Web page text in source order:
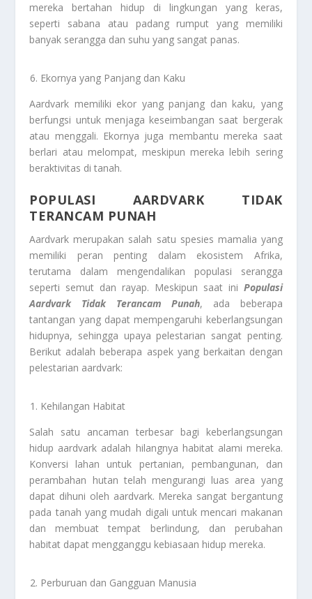
mereka bertahan hidup di lingkungan yang keras,
seperti sabana atau padang rumput yang memiliki
banyak serangga dan suhu yang sangat panas.
Ekornya yang Panjang dan Kaku
Aardvark memiliki ekor yang panjang dan kaku, yang
berfungsi untuk menjaga keseimbangan saat bergerak
atau menggali. Ekornya juga membantu mereka saat
berlari atau melompat, meskipun mereka lebih sering
beraktivitas di tanah.
POPULASI AARDVARK TIDAK
TERANCAM PUNAH
Aardvark merupakan salah satu spesies mamalia yang
memiliki peran penting dalam ekosistem Afrika,
terutama dalam mengendalikan populasi serangga
seperti semut dan rayap. Meskipun saat ini Populasi
Aardvark Tidak Terancam Punah, ada beberapa
tantangan yang dapat mempengaruhi keberlangsungan
hidupnya, sehingga upaya pelestarian sangat penting.
Berikut adalah beberapa aspek yang berkaitan dengan
pelestarian aardvark:
Kehilangan Habitat
Salah satu ancaman terbesar bagi keberlangsungan
hidup aardvark adalah hilangnya habitat alami mereka.
Konversi lahan untuk pertanian, pembangunan, dan
perambahan hutan telah mengurangi luas area yang
dapat dihuni oleh aardvark. Mereka sangat bergantung
pada tanah yang mudah digali untuk mencari makanan
dan membuat tempat berlindung, dan perubahan
habitat dapat mengganggu kebiasaan hidup mereka.
Perburuan dan Gangguan Manusia